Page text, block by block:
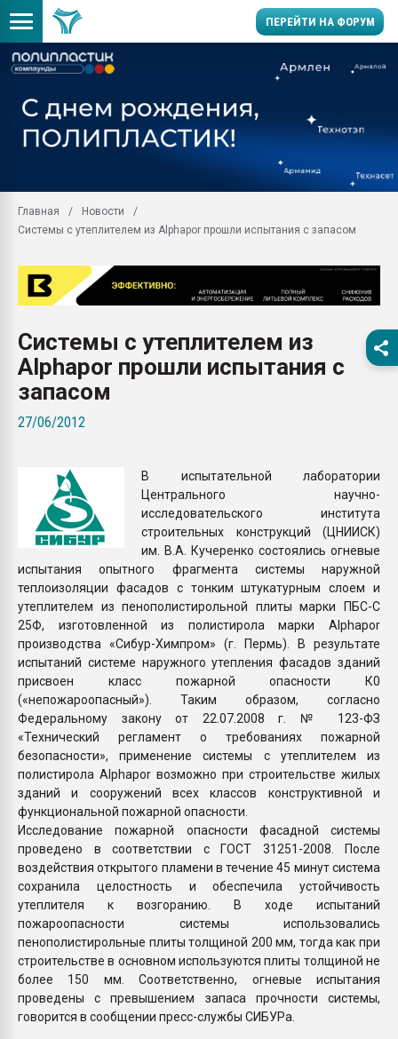
ПЕРЕЙТИ НА ФОРУМ
заводу пластмасс"
28.07.2026
пластмасс
28.07.2026
ПЕРЕЙТИ НА
Главная
Новости
Системы с утеплителем из Alphapor прошли испытания с запасом
Системы с утеплителем из
Alphapor прошли испытания с
запасом
27/06/2012
В испытательной лаборатории
Центрального научно-
исследовательского института
строительных конструкций (ЦНИИСК)
им. В.А. Кучеренко состоялись огневые
испытания опытного фрагмента системы наружной
теплоизоляции фасадов с тонким штукатурным слоем и
утеплителем из пенополистирольной плиты марки ПБС-С
25Ф, изготовленной из полистирола марки Alphapor
производства «Сибур-Химпром» (г. Пермь). В результате
испытаний системе наружного утепления фасадов зданий
присвоен класс пожарной опасности К0
(«непожароопасный»). Таким образом, согласно
Федеральному закону от 22.07.2008 г. № 123-ФЗ
«Технический регламент о требованиях пожарной
безопасности», применение системы с утеплителем из
полистирола Alphapor возможно при строительстве жилых
зданий и сооружений всех классов конструктивной и
функциональной пожарной опасности.
Исследование пожарной опасности фасадной системы
проведено в соответствии с ГОСТ 31251-2008. После
воздействия открытого пламени в течение 45 минут система
сохранила целостность и обеспечила устойчивость
утеплителя к возгоранию. В ходе испытаний
пожароопасности системы использовались
пенополистирольные плиты толщиной 200 мм, тогда как при
строительстве в основном используются плиты толщиной не
более 150 мм. Соответственно, огневые испытания
проведены с превышением запаса прочности системы,
говорится в сообщении пресс-службы СИБУРа.